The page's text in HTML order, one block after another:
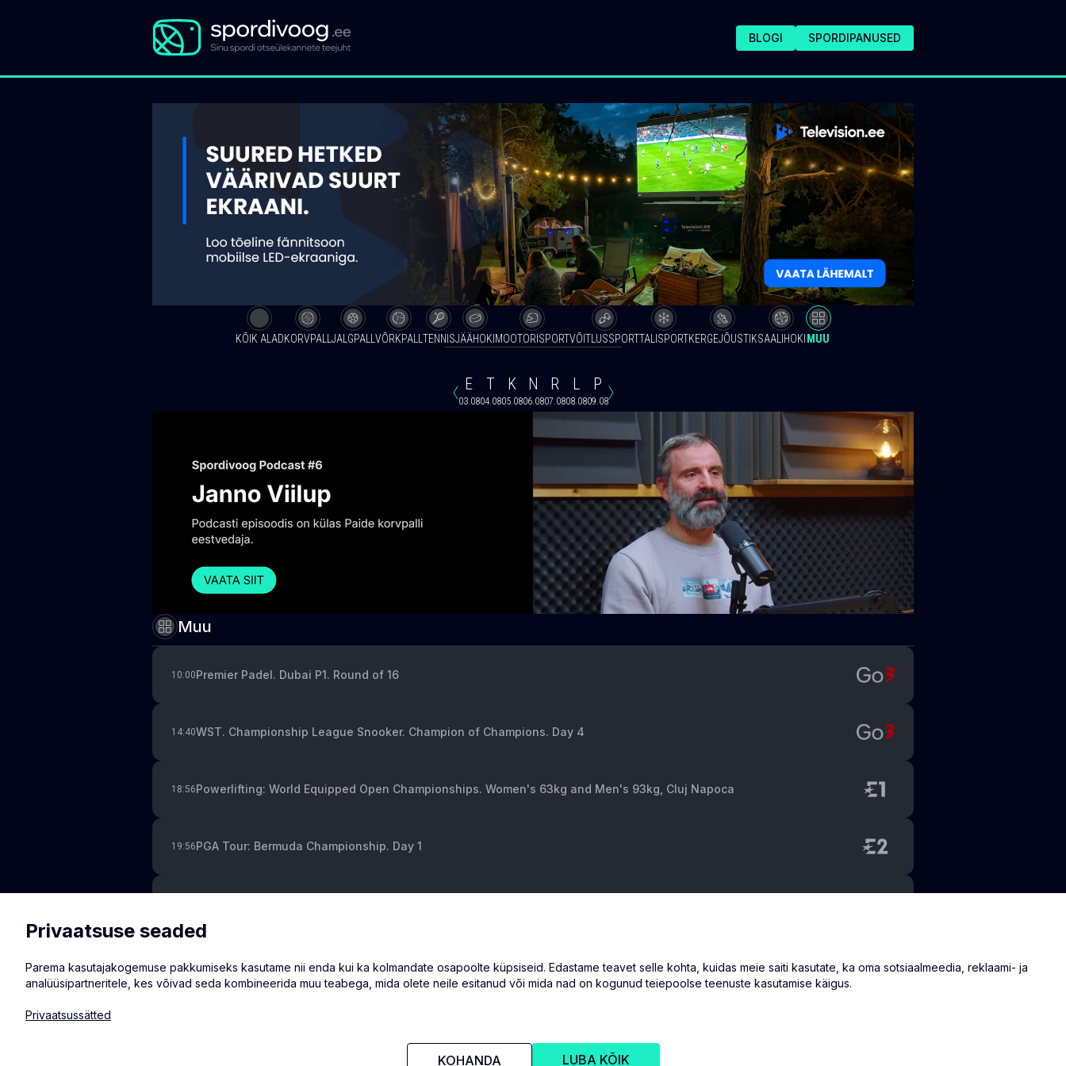
BLOGI SPORDIPANUSED
KÕIK ALADKORVPALL JALGPALL VÕRKPALL TENNISJÄÄHOKI MOOTORISPORTVÕITLUSSPORTTALISPORTKERGEJÕUSTIKSAALIHOKI MUU
E
03.08
T
04.08
K
05.08
N
06.08
R
07.08
L
08.08
P
09.08
Muu
10:00Premier Padel. Dubai P1. Round of 16
14:40WST. Championship League Snooker. Champion of Champions. Day 4
18:56Powerlifting: World Equipped Open Championships. Women's 63kg and Men's 93kg, Cluj Napoca
19:56PGA Tour: Bermuda Championship. Day 1
21:00 PDC Darts. Grand Slam of Darts. Group Play
Privaatsuse seaded
Parema kasutajakogemuse pakkumiseks kasutame nii enda kui ka kolmandate osapoolte küpsiseid. Edastame teavet selle kohta, kuidas meie saiti kasutate, ka oma sotsiaalmeedia, reklaami- ja
analüüsipartneritele, kes võivad seda kombineerida muu teabega, mida olete neile esitanud või mida nad on kogunud teiepoolse teenuste kasutamise käigus.
Privaatsussätted
KOHANDA LUBA KÕIK